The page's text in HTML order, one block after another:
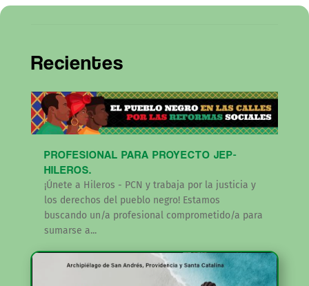
Recientes
PROFESIONAL PARA PROYECTO JEP-
HILEROS.
¡Únete a Hileros - PCN y trabaja por la justicia y
los derechos del pueblo negro! Estamos
buscando un/a profesional comprometido/a para
sumarse a...